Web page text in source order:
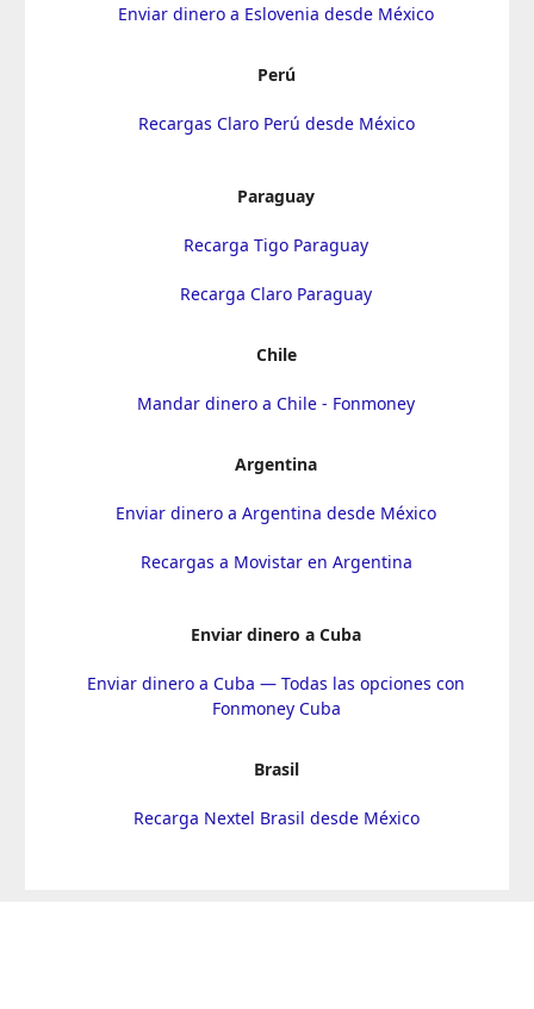
Enviar dinero a Eslovenia desde México
Perú
Recargas Claro Perú desde México
Paraguay
Recarga Tigo Paraguay
Recarga Claro Paraguay
Chile
Mandar dinero a Chile - Fonmoney
Argentina
Enviar dinero a Argentina desde México
Recargas a Movistar en Argentina
Enviar dinero a Cuba
Enviar dinero a Cuba — Todas las opciones con
Fonmoney Cuba
Brasil
Recarga Nextel Brasil desde México